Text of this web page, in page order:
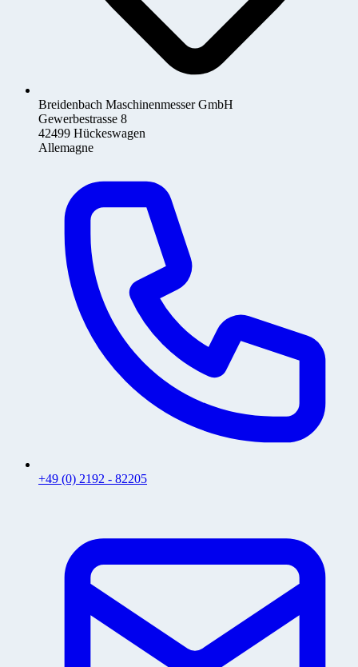
Breidenbach Maschinenmesser GmbH
Gewerbestrasse 8
42499 Hückeswagen
Allemagne
+49 (0) 2192 - 82205